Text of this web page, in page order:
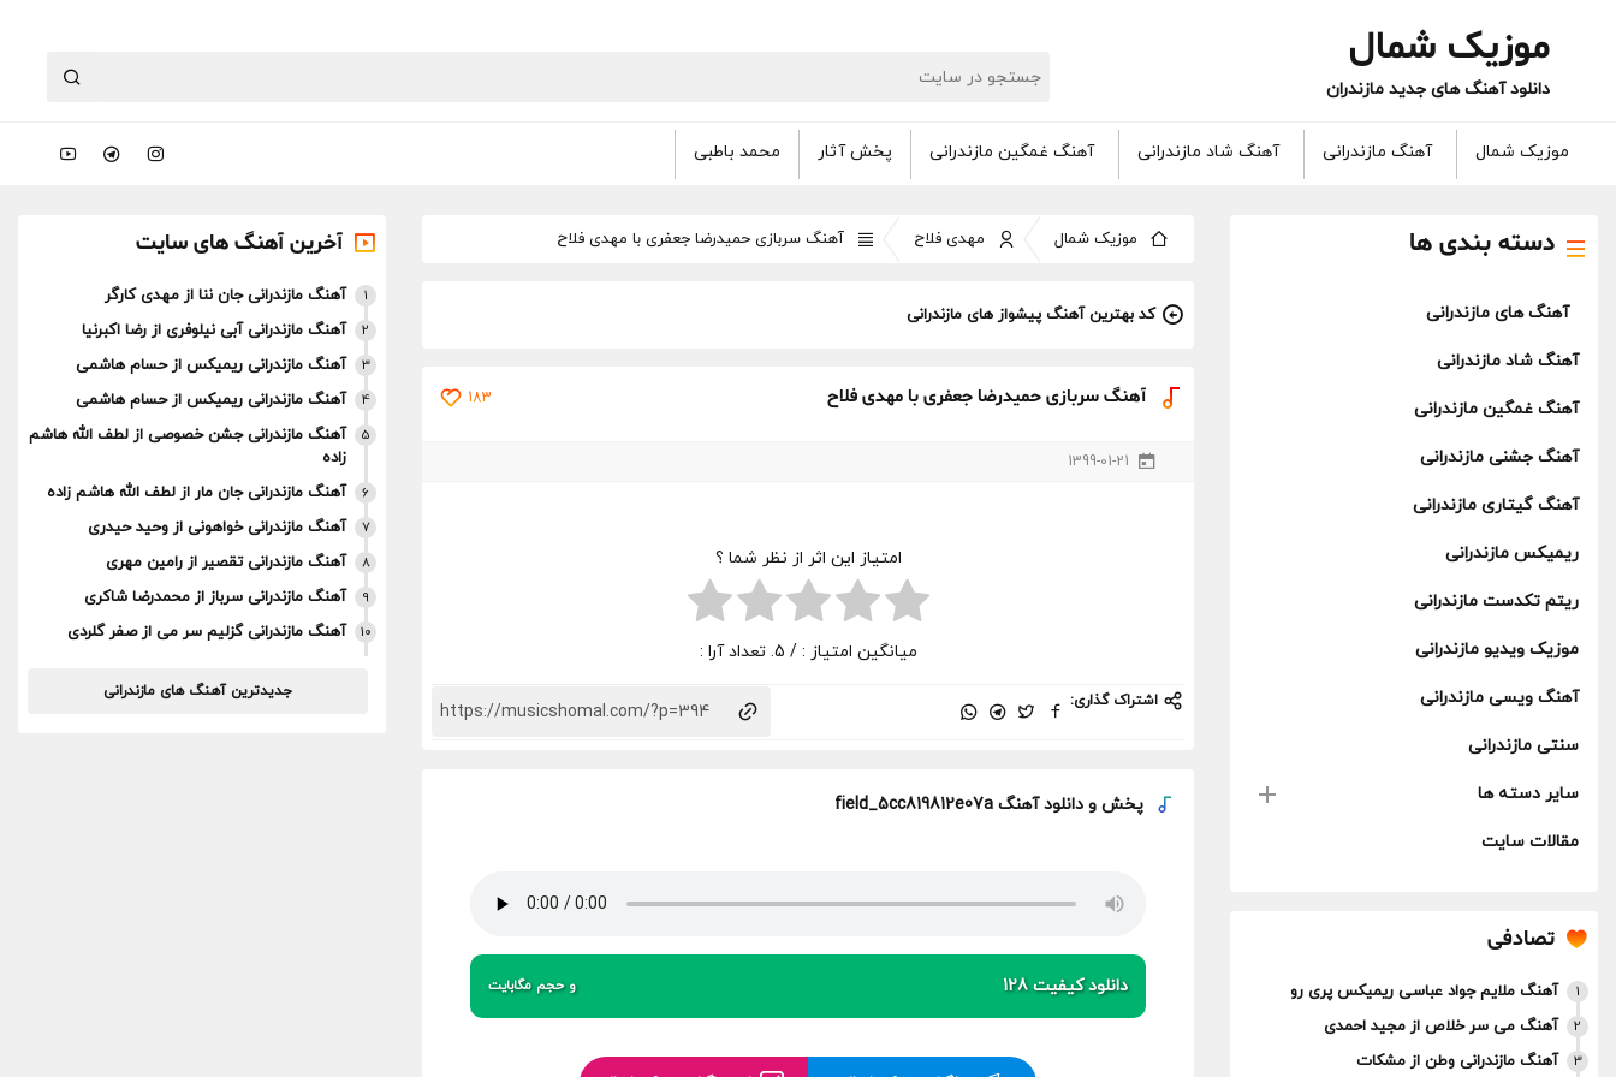
موزیک شمال
دانلود آهنگ های جدید مازندران
موزیک شمال آهنگ مازندرانی آهنگ شاد مازندرانی آهنگ غمگین مازندرانی پخش آثار محمد باطبی
دسته بندی ها
آهنگ های مازندرانی
آهنگ شاد مازندرانی
آهنگ غمگین مازندرانی
آهنگ جشنی مازندرانی
آهنگ گیتاری مازندرانی
ریمیکس مازندرانی
ریتم تکدست مازندرانی
موزیک ویدیو مازندرانی
آهنگ ویسی مازندرانی
سنتی مازندرانی
سایر دسته ها
مقالات سایت
تصادفی
1 آهنگ ملایم جواد عباسی ریمیکس پری رو
2 آهنگ می سر خلاص از مجید احمدی
3 آهنگ مازندرانی وطن از مشکات
موزیک شمال مهدی فلاح آهنگ سربازی حمیدرضا جعفری با مهدی فلاح
کد بهترین آهنگ پیشواز های مازندرانی
آهنگ سربازی حمیدرضا جعفری با مهدی فلاح 183
1399-01-21
امتیاز این اثر از نظر شما ؟
میانگین امتیاز :/ 5. تعداد آرا :
اشتراک گذاری:
پخش و دانلود آهنگ field_5cc819812e07a
دانلود کیفیت 128 و حجم مگابایت
آخرین آهنگ های سایت
1 آهنگ مازندرانی جان ننا از مهدی کارگر
2 آهنگ مازندرانی آبی نیلوفری از رضا اکبرنیا
3 آهنگ مازندرانی ریمیکس از حسام هاشمی
4 آهنگ مازندرانی ریمیکس از حسام هاشمی
5
آهنگ مازندرانی جشن خصوصی از لطف الله هاشم
زاده
6 آهنگ مازندرانی جان مار از لطف الله هاشم زاده
7 آهنگ مازندرانی خواهونی از وحید حیدری
8 آهنگ مازندرانی تقصیر از رامین مهری
9 آهنگ مازندرانی سرباز از محمدرضا شاکری
10 آهنگ مازندرانی گزلیم سر می از صفر گلردی
جدیدترین آهنگ های مازندرانی